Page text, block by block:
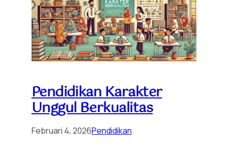
Pendidikan Karakter
Unggul Berkualitas
Februari 4, 2026Pendidikan